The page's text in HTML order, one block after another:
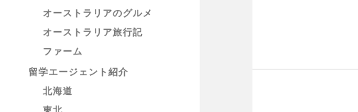
オーストラリアのグルメ
オーストラリア旅行記
ファーム
留学エージェント紹介
北海道